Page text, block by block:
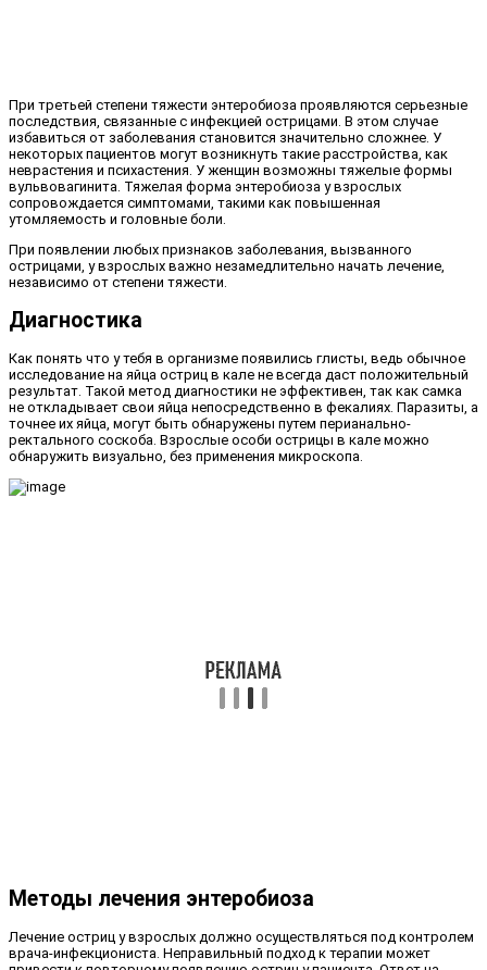
При третьей степени тяжести энтеробиоза проявляются серьезные
последствия, связанные с инфекцией острицами. В этом случае
избавиться от заболевания становится значительно сложнее. У
некоторых пациентов могут возникнуть такие расстройства, как
неврастения и психастения. У женщин возможны тяжелые формы
вульвовагинита. Тяжелая форма энтеробиоза у взрослых
сопровождается симптомами, такими как повышенная
утомляемость и головные боли.
При появлении любых признаков заболевания, вызванного
острицами, у взрослых важно незамедлительно начать лечение,
независимо от степени тяжести.
Диагностика
Как понять что у тебя в организме появились глисты, ведь обычное
исследование на яйца остриц в кале не всегда даст положительный
результат. Такой метод диагностики не эффективен, так как самка
не откладывает свои яйца непосредственно в фекалиях. Паразиты, а
точнее их яйца, могут быть обнаружены путем перианально-
ректального соскоба. Взрослые особи острицы в кале можно
обнаружить визуально, без применения микроскопа.
Методы лечения энтеробиоза
Лечение остриц у взрослых должно осуществляться под контролем
врача-инфекциониста. Неправильный подход к терапии может